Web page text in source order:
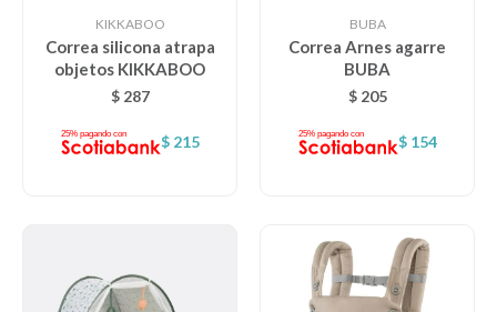
KIKKABOO
Correa silicona atrapa
objetos KIKKABOO
$ 287
$ 215
BUBA
Correa Arnes agarre
BUBA
$ 205
$ 154